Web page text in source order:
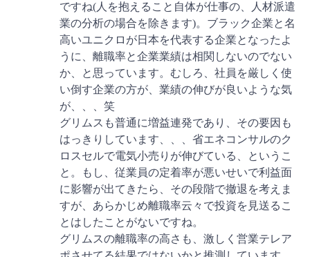
ですね(人を抱えること自体が仕事の、人材派遣
業の分析の場合を除きます)。ブラック企業と名
高いユニクロが日本を代表する企業となったよ
うに、離職率と企業業績は相関しないのでない
か、と思っています。むしろ、社員を厳しく使
い倒す企業の方が、業績の伸びが良いような気
が、、、笑
グリムスも普通に増益連発であり、その要因も
はっきりしています、、、省エネコンサルのク
ロスセルで電気小売りが伸びている、というこ
と。もし、従業員の定着率が悪いせいで利益面
に影響が出てきたら、その段階で撤退を考えま
すが、あらかじめ離職率云々で投資を見送るこ
とはしたことがないですね。
グリムスの離職率の高さも、激しく営業テレア